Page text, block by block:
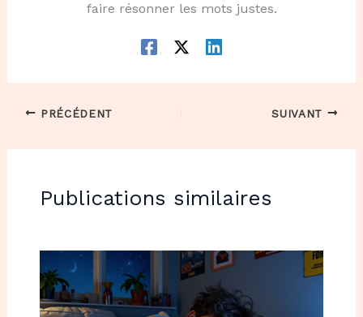
faire résonner les mots justes.
PRÉCÉDENT SUIVANT
Publications similaires